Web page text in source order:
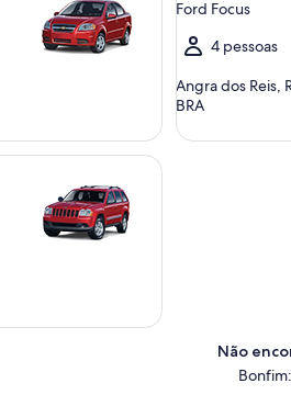
Ford Focus
4 pessoas
Angra dos Reis,
BRA
Não